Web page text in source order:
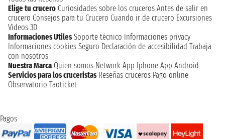
Elige tu crucero Curiosidades sobre los cruceros Antes de salir en
crucero Consejos para tu Crucero Cuando ir de crucero Excursiones
Videos 3D
Informaciones Utiles Soporte técnico Informaciones privacy
Informaciones cookies Seguro Declaración de accesibilidad Trabaja
con nosotros
Nuestra Marca Quien somos Network App Iphone App Android
Servicios para los cruceristas Reseñas cruceros Pago online
Observatorio Taoticket
Pagos